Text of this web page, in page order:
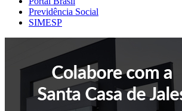
Previdência Social
SIMESP